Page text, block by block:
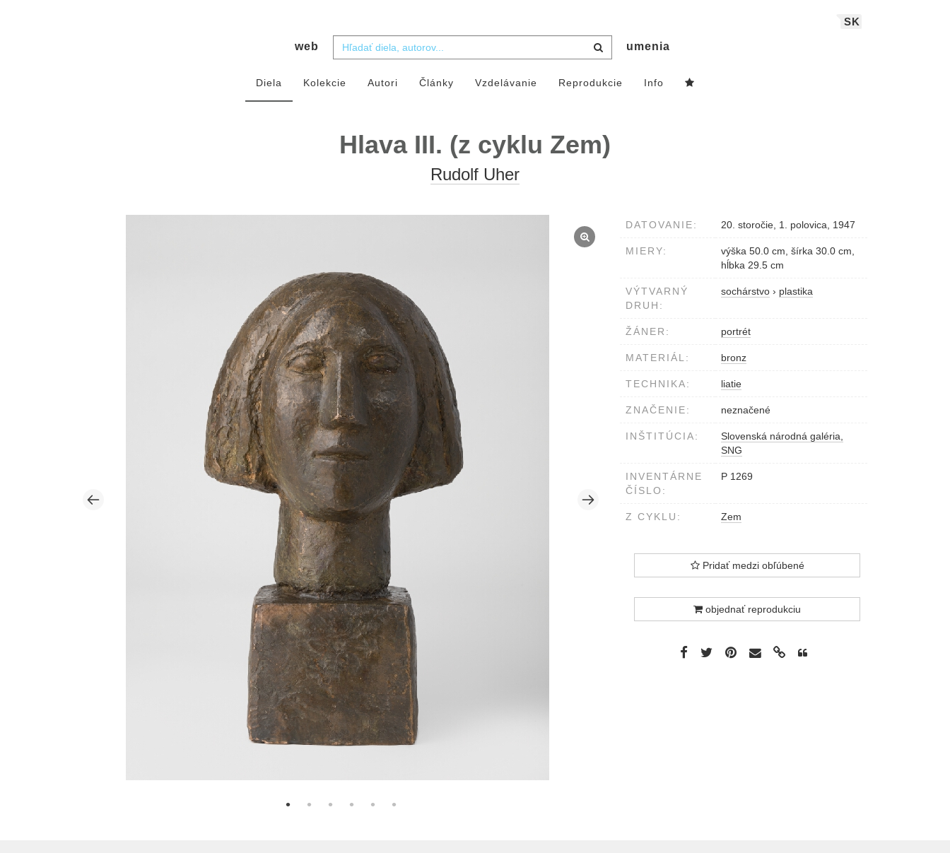
SK
web umenia
Diela Kolekcie Autori Články Vzdelávanie Reprodukcie Info
Hlava III. (z cyklu Zem)
Rudolf Uher
DATOVANIE: 20. storočie, 1. polovica, 1947
MIERY:
výška 50.0 cm, šírka 30.0 cm,
hĺbka 29.5 cm
VÝTVARNÝ
DRUH:
sochárstvo › plastika
ŽÁNER: portrét
MATERIÁL: bronz
TECHNIKA: liatie
ZNAČENIE: neznačené
INŠTITÚCIA:
Slovenská národná galéria,
SNG
INVENTÁRNE
ČÍSLO:
P 1269
Z CYKLU: Zem
Pridať medzi obľúbené
objednať reprodukciu